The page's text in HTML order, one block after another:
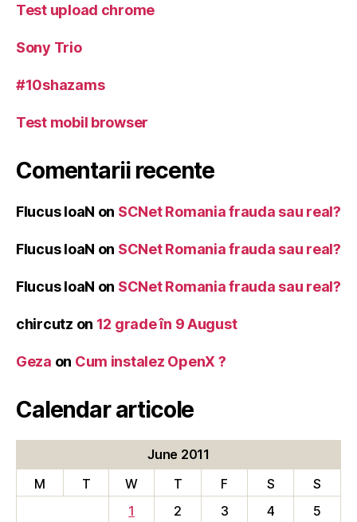
Test upload chrome
Sony Trio
#10shazams
Test mobil browser
Comentarii recente
Flucus IoaN on SCNet Romania frauda sau real?
Flucus IoaN on SCNet Romania frauda sau real?
Flucus IoaN on SCNet Romania frauda sau real?
chircutz on 12 grade în 9 August
Geza on Cum instalez OpenX ?
Calendar articole
June 2011
M
T W T F S
S
1
2 3 4 5